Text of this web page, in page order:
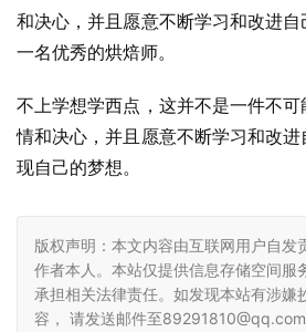
和决心，并且愿意不断学习和改进
一名优秀的烘焙师。
不上学想学西点，这并不是一件不
情和决心，并且愿意不断学习和改
现自己的梦想。
版权声明：本文内容由互联网用户自发
作者本人。本站仅提供信息存储空间服
承担相关法律责任。如发现本站有涉嫌
容， 请发送邮件至